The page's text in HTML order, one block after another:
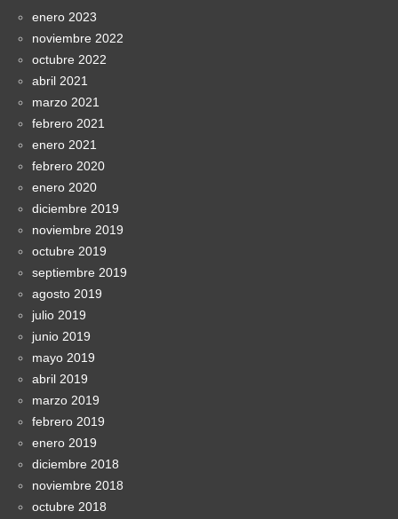
enero 2023
noviembre 2022
octubre 2022
abril 2021
marzo 2021
febrero 2021
enero 2021
febrero 2020
enero 2020
diciembre 2019
noviembre 2019
octubre 2019
septiembre 2019
agosto 2019
julio 2019
junio 2019
mayo 2019
abril 2019
marzo 2019
febrero 2019
enero 2019
diciembre 2018
noviembre 2018
octubre 2018